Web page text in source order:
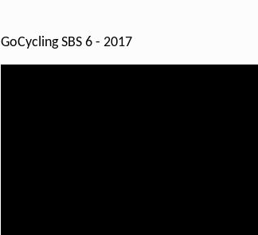
GoCycling SBS 6 - 2017